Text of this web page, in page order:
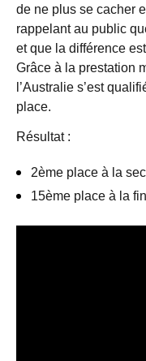
de ne plus se cacher
rappelant au public
et que la différence
Grâce à la prestation
l’Australie s’est
place.
Résultat :
2ème place à la
15ème place à la